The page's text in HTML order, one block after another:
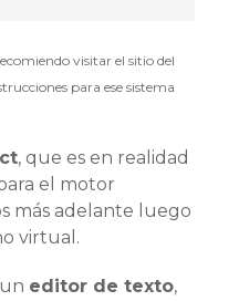
visitar el sitio del
para ese sistema
, que es en realidad
el motor
más adelante luego
virtual.
editor de texto,